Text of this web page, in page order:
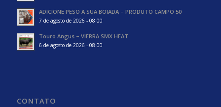
ADICIONE PESO A SUA BOIADA – PRODUTO CAMPO 50
7 de agosto de 2026 - 08:00
Touro Angus – VIERRA SMX HEAT
6 de agosto de 2026 - 08:00
CONTATO